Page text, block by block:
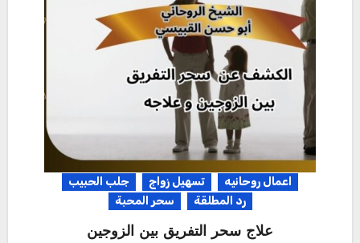
اعمال روحانيه تسهيل زواج
جلب الحبيب
رد المطلقة
سحر المحبة
علاج سحر التفريق بين الزوجين